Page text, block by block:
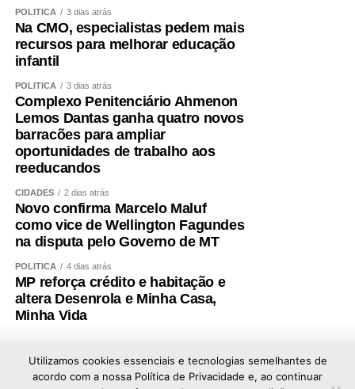
governar Mato Grosso.
Hoje fui comunicado pelo senador Wellington Fagundes
de que outro nome será indicado para ocupar a vaga de
vice.
Não se trata apenas de uma mudança de candidatura.
Trata-se da forma como a política é conduzida.
Quem pretende governar um Estado precisa, antes de
tudo, demonstrar que sua palavra tem valor. Precisa
respeitar compromissos, aliados e pessoas que
aceitaram caminhar ao seu lado. Não é possível pedir
confiança a mais de três milhões de mato-grossenses
quando não se consegue honrar compromissos
assumidos dentro da própria casa.
O que ocorreu comigo representa uma falta de respeito
prejudicado, pessoas que acreditaram nele foram
desconsideradas e compromissos formalmente
POLÍTICA 3 dias atrás
Na CMO, especialistas pedem mais
recursos para melhorar educação
infantil
POLÍTICA 3 dias atrás
Complexo Penitenciário Ahmenon
Lemos Dantas ganha quatro novos
barracões para ampliar
oportunidades de trabalho aos
reeducandos
CIDADES 2 dias atrás
Novo confirma Marcelo Maluf
como vice de Wellington Fagundes
na disputa pelo Governo de MT
POLÍTICA 4 dias atrás
MP reforça crédito e habitação e
altera Desenrola e Minha Casa,
Minha Vida
Utilizamos cookies essenciais e tecnologias semelhantes de
acordo com a nossa Política de Privacidade e, ao continuar